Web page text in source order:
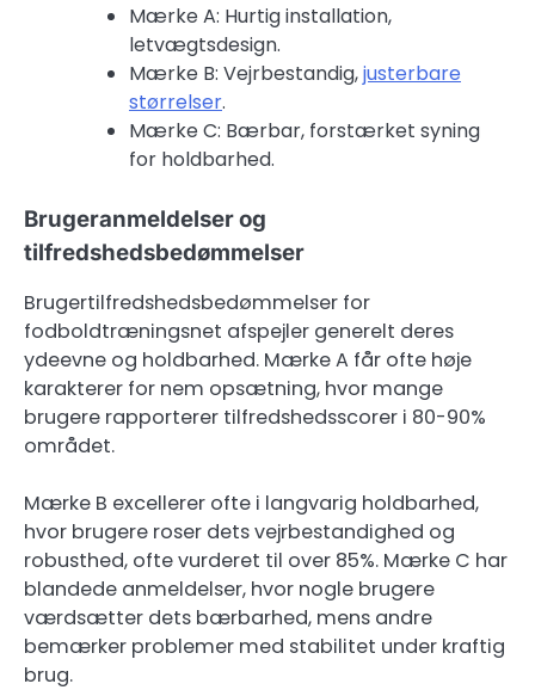
Mærke A: Hurtig installation,
letvægtsdesign.
Mærke B: Vejrbestandig,justerbare
størrelser.
Mærke C: Bærbar, forstærket syning
for holdbarhed.
Brugeranmeldelser og
tilfredshedsbedømmelser
Brugertilfredshedsbedømmelser for
fodboldtræningsnet afspejler generelt deres
ydeevne og holdbarhed. Mærke A får ofte høje
karakterer for nem opsætning, hvor mange
brugere rapporterer tilfredshedsscorer i 80-90%
området.
Mærke B excellerer ofte i langvarig holdbarhed,
hvor brugere roser dets vejrbestandighed og
robusthed, ofte vurderet til over 85%. Mærke C har
blandede anmeldelser, hvor nogle brugere
værdsætter dets bærbarhed, mens andre
bemærker problemer med stabilitet under kraftig
brug.